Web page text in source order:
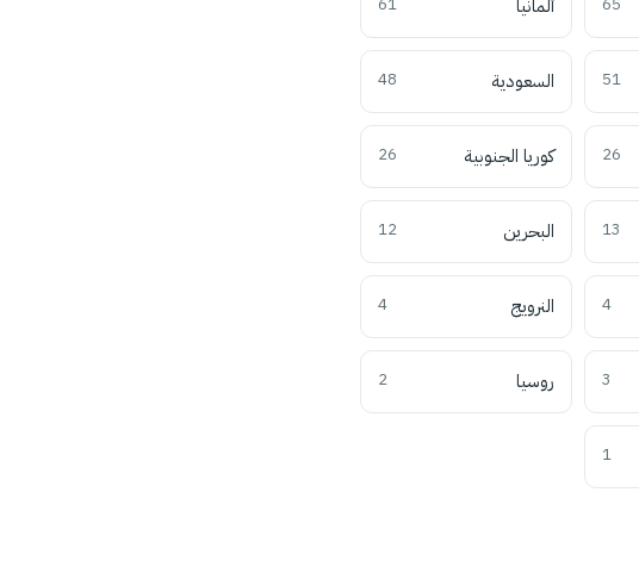
ألمانيا
51 السعودية 48
26 كوريا الجنوبية 26
13 البحرين 12
4 النرويج 4
3 روسيا 2
1